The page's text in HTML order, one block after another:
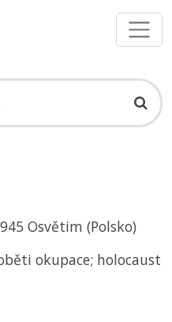
Osvětim (Polsko)
okupace; holocaust